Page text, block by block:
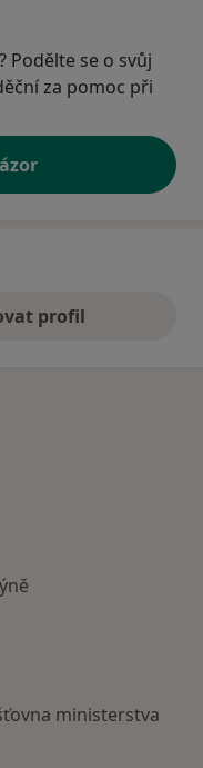
Podělte se o svůj
za pomoc při
profil
ministerstva